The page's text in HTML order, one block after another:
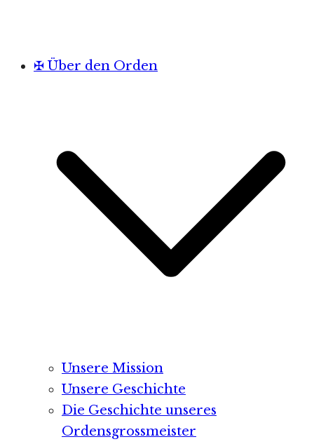
✠ Über den Orden
Unsere Mission
Unsere Geschichte
Die Geschichte unseres
Ordensgrossmeister